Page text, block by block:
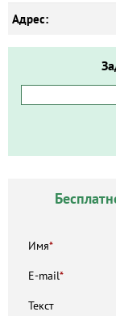
Адрес:
Имя*
E-mail*
Текст